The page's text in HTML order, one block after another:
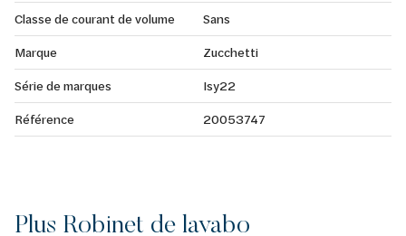
Classe de courant de volume
Sans
Marque
Zucchetti
Série de marques
Isy22
Référence
20053747
Plus Robinet de lavabo